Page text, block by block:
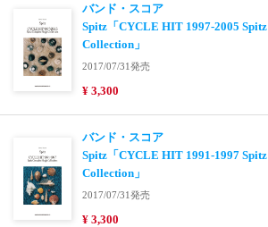
バンド・スコア
Spitz「CYCLE HIT 1997-2005
Collection」
2017/07/31発売
¥ 3,300
バンド・スコア
Spitz「CYCLE HIT 1991-1997
Collection」
2017/07/31発売
¥ 3,300